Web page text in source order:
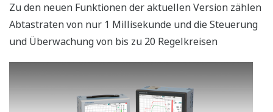
Zu den neuen Funktionen der aktuellen Version zählen
Abtastraten von nur 1 Millisekunde und die Steuerung
und Überwachung von bis zu 20 Regelkreisen